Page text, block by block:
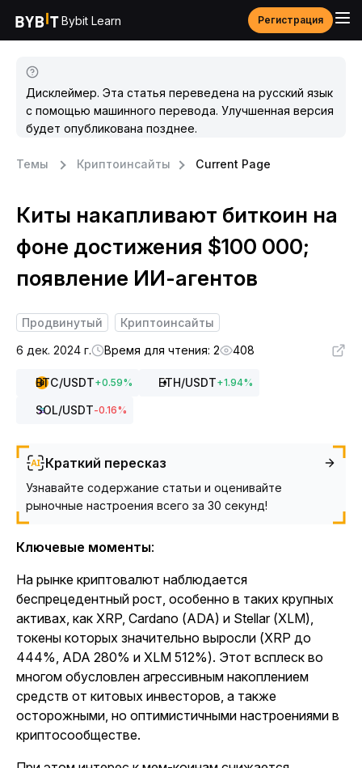
Bybit Learn Регистрация
Дисклеймер. Эта статья переведена на русский язык
с помощью машинного перевода. Улучшенная версия
будет опубликована позднее.
Темы Криптоинсайты Current Page
Киты накапливают биткоин на
фоне достижения $100 000;
появление ИИ-агентов
Продвинутый
Криптоинсайты
6 дек. 2024 г.
Время для чтения: 2 408
BTC/USDT+0.59% ETH/USDT+1.94%
SOL/USDT-0.16%
Краткий пересказ
Узнавайте содержание статьи и оценивайте
рыночные настроения всего за 30 секунд!
Ключевые моменты:
На рынке криптовалют наблюдается
беспрецедентный рост, особенно в таких крупных
активах, как XRP, Cardano (ADA) и Stellar (XLM),
токены которых значительно выросли (XRP до
444%, ADA 280% и XLM 512%). Этот всплеск во
многом обусловлен агрессивным накоплением
средств от китовых инвесторов, а также
осторожными, но оптимистичными настроениями в
криптосообществе.